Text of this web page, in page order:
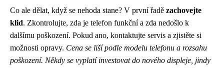
Co ale dělat, když se nehoda stane? V první řadě zachovejte
klid. Zkontrolujte, zda je telefon funkční a zda nedošlo k
dalšímu poškození. Pokud ano, kontaktujte servis a zjistěte si
možnosti opravy. Cena se liší podle modelu telefonu a rozsahu
poškození. Někdy se vyplatí investovat do nového displeje, jindy